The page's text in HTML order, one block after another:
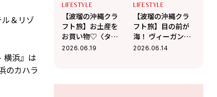
＆リゾ
横浜』は
のカハラ
LIFESTYLE
【波瑠の沖縄クラ
フト旅】お土産を
お買い物♡〈タイ
ムレスチョコレー
2026.06.19
LIFESTYLE
【波瑠の沖縄クラ
フト旅】目の前が
海！ ヴィーガンカ
フェ〈ブルーポイ
2026.06.14